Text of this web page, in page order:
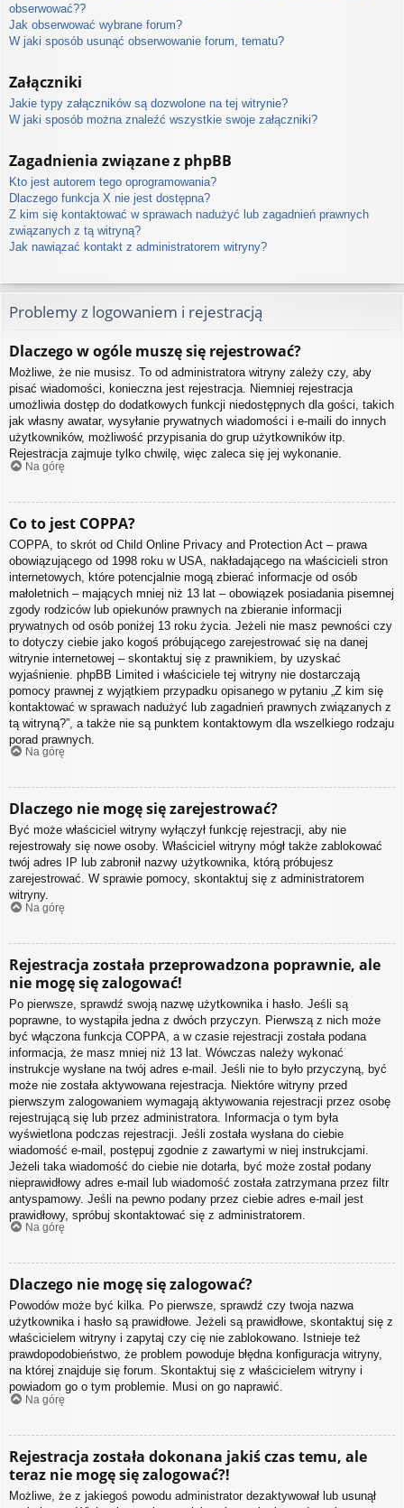
obserwować??
Jak obserwować wybrane forum?
W jaki sposób usunąć obserwowanie forum, tematu?
Załączniki
Jakie typy załączników są dozwolone na tej witrynie?
W jaki sposób można znaleźć wszystkie swoje załączniki?
Zagadnienia związane z phpBB
Kto jest autorem tego oprogramowania?
Dlaczego funkcja X nie jest dostępna?
Z kim się kontaktować w sprawach nadużyć lub zagadnień prawnych
związanych z tą witryną?
Jak nawiązać kontakt z administratorem witryny?
Problemy z logowaniem i rejestracją
Dlaczego w ogóle muszę się rejestrować?
Możliwe, że nie musisz. To od administratora witryny zależy czy, aby
pisać wiadomości, konieczna jest rejestracja. Niemniej rejestracja
umożliwia dostęp do dodatkowych funkcji niedostępnych dla gości, takich
jak własny awatar, wysyłanie prywatnych wiadomości i e-maili do innych
użytkowników, możliwość przypisania do grup użytkowników itp.
Rejestracja zajmuje tylko chwilę, więc zaleca się jej wykonanie.
Na górę
Co to jest COPPA?
COPPA, to skrót od Child Online Privacy and Protection Act – prawa
obowiązującego od 1998 roku w USA, nakładającego na właścicieli stron
internetowych, które potencjalnie mogą zbierać informacje od osób
małoletnich – mających mniej niż 13 lat – obowiązek posiadania pisemnej
zgody rodziców lub opiekunów prawnych na zbieranie informacji
prywatnych od osób poniżej 13 roku życia. Jeżeli nie masz pewności czy
to dotyczy ciebie jako kogoś próbującego zarejestrować się na danej
witrynie internetowej – skontaktuj się z prawnikiem, by uzyskać
wyjaśnienie. phpBB Limited i właściciele tej witryny nie dostarczają
pomocy prawnej z wyjątkiem przypadku opisanego w pytaniu „Z kim się
kontaktować w sprawach nadużyć lub zagadnień prawnych związanych z
tą witryną?”, a także nie są punktem kontaktowym dla wszelkiego rodzaju
porad prawnych.
Na górę
Dlaczego nie mogę się zarejestrować?
Być może właściciel witryny wyłączył funkcję rejestracji, aby nie
rejestrowały się nowe osoby. Właściciel witryny mógł także zablokować
twój adres IP lub zabronił nazwy użytkownika, którą próbujesz
zarejestrować. W sprawie pomocy, skontaktuj się z administratorem
witryny.
Na górę
Rejestracja została przeprowadzona poprawnie, ale
nie mogę się zalogować!
Po pierwsze, sprawdź swoją nazwę użytkownika i hasło. Jeśli są
poprawne, to wystąpiła jedna z dwóch przyczyn. Pierwszą z nich może
być włączona funkcja COPPA, a w czasie rejestracji została podana
informacja, że masz mniej niż 13 lat. Wówczas należy wykonać
instrukcje wysłane na twój adres e-mail. Jeśli nie to było przyczyną, być
może nie została aktywowana rejestracja. Niektóre witryny przed
pierwszym zalogowaniem wymagają aktywowania rejestracji przez osobę
rejestrującą się lub przez administratora. Informacja o tym była
wyświetlona podczas rejestracji. Jeśli została wysłana do ciebie
wiadomość e-mail, postępuj zgodnie z zawartymi w niej instrukcjami.
Jeżeli taka wiadomość do ciebie nie dotarła, być może został podany
nieprawidłowy adres e-mail lub wiadomość została zatrzymana przez filtr
antyspamowy. Jeśli na pewno podany przez ciebie adres e-mail jest
prawidłowy, spróbuj skontaktować się z administratorem.
Na górę
Dlaczego nie mogę się zalogować?
Powodów może być kilka. Po pierwsze, sprawdź czy twoja nazwa
użytkownika i hasło są prawidłowe. Jeżeli są prawidłowe, skontaktuj się z
właścicielem witryny i zapytaj czy cię nie zablokowano. Istnieje też
prawdopodobieństwo, że problem powoduje błędna konfiguracja witryny,
na której znajduje się forum. Skontaktuj się z właścicielem witryny i
powiadom go o tym problemie. Musi on go naprawić.
Na górę
Rejestracja została dokonana jakiś czas temu, ale
teraz nie mogę się zalogować?!
Możliwe, że z jakiegoś powodu administrator dezaktywował lub usunął